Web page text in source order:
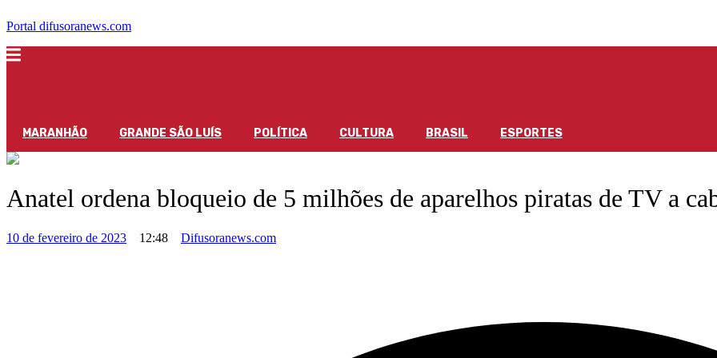
Portal difusoranews.com
MARANHÃO GRANDE SÃO LUÍS POLÍTICA CULTURA BRASIL ESPORTES
Anatel ordena bloqueio de 5 milhões de aparelhos piratas de TV a
10 de fevereiro de 2023 12:48 Difusoranews.com